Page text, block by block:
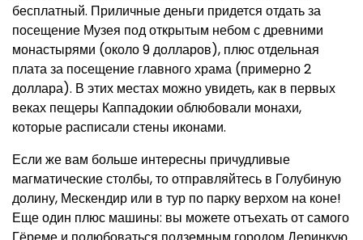
бесплатный. Приличные деньги придется отдать за
посещение Музея под открытым небом с древними
монастырями (около 9 долларов), плюс отдельная
плата за посещение главного храма (примерно 2
доллара). В этих местах можно увидеть, как в первых
веках пещеры Каппадокии облюбовали монахи,
которые расписали стены иконами.
Если же вам больше интересны причудливые
магматические столбы, то отправляйтесь в Голубиную
долину, Мескендир или в тур по парку верхом на коне!
Еще один плюс машины: вы можете отъехать от самого